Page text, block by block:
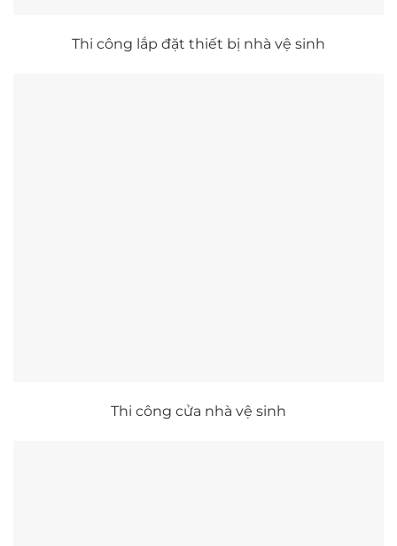
Thi công lắp đặt thiết bị nhà vệ sinh
Thi công cửa nhà vệ sinh